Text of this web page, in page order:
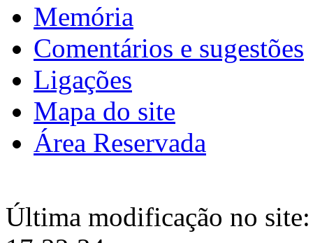
Memória
Comentários e sugestões
Ligações
Mapa do site
Área Reservada
Última modificação no